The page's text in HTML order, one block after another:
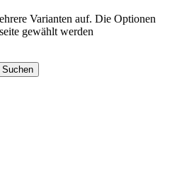
Varianten auf. Die Optionen
gewählt werden
Suchen